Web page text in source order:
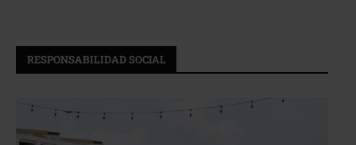
RESPONSABILIDAD SOCIAL